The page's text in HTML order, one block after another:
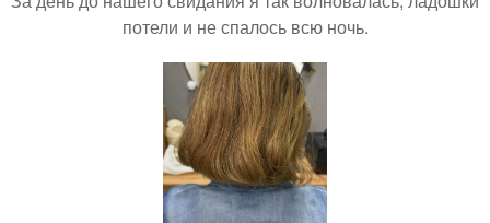
потели и не спалось всю ночь.